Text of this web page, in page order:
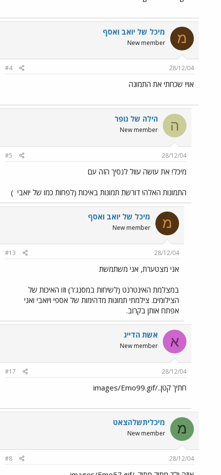
מ מיכל של יואב ואסף
New member
28/12/04
#4
אוי! שכחתי את התמונה
ה הילה של נופר
New member
28/12/04
#5
מיכל! את עושה עוול לנסיך הזה עם
התמונות האלה! דורשת תמונות באיכות (לפחות כמו של יואבי )
מ מיכל של יואב ואסף
New member
28/12/04
#13
אני מצטערת, אני משתמשת
במצלמת האינטרנט (לשיחות במסנג'ר) וזו האיכות של
הצילומים. צילמתי תמונות מדהימות של אספי ויואבי ואני
אפתח אותן בקרוב.
א אשת הדייג
New member
28/12/04
#17
חתיך קטן../images/Emo99.gif
מ מיכליתשלהצאט
New member
28/12/04
#8